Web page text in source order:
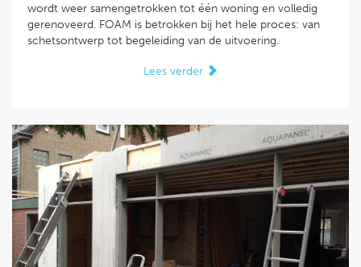
wordt weer samengetrokken tot één woning en volledig
gerenoveerd. FOAM is betrokken bij het hele proces: van
schetsontwerp tot begeleiding van de uitvoering.
Lees verder